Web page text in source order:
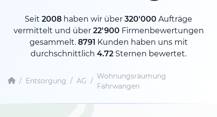
Seit 2008 haben wir über 320'000 Aufträge
vermittelt und über 22'900 Firmenbewertungen
gesammelt. 8791 Kunden haben uns mit
durchschnittlich 4.72 Sternen bewertet.
/ Entsorgung / AG /
Wohnungsräumung
Fahrwangen